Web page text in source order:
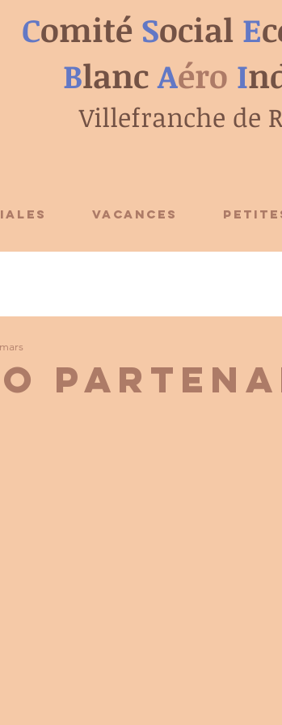
Comité Social E
Blanc Aéro I
Villefranche de
VACANCES